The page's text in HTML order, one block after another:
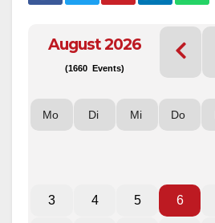
August 2026
(1660 Events)
Mo Di Mi Do
3 4 5 6